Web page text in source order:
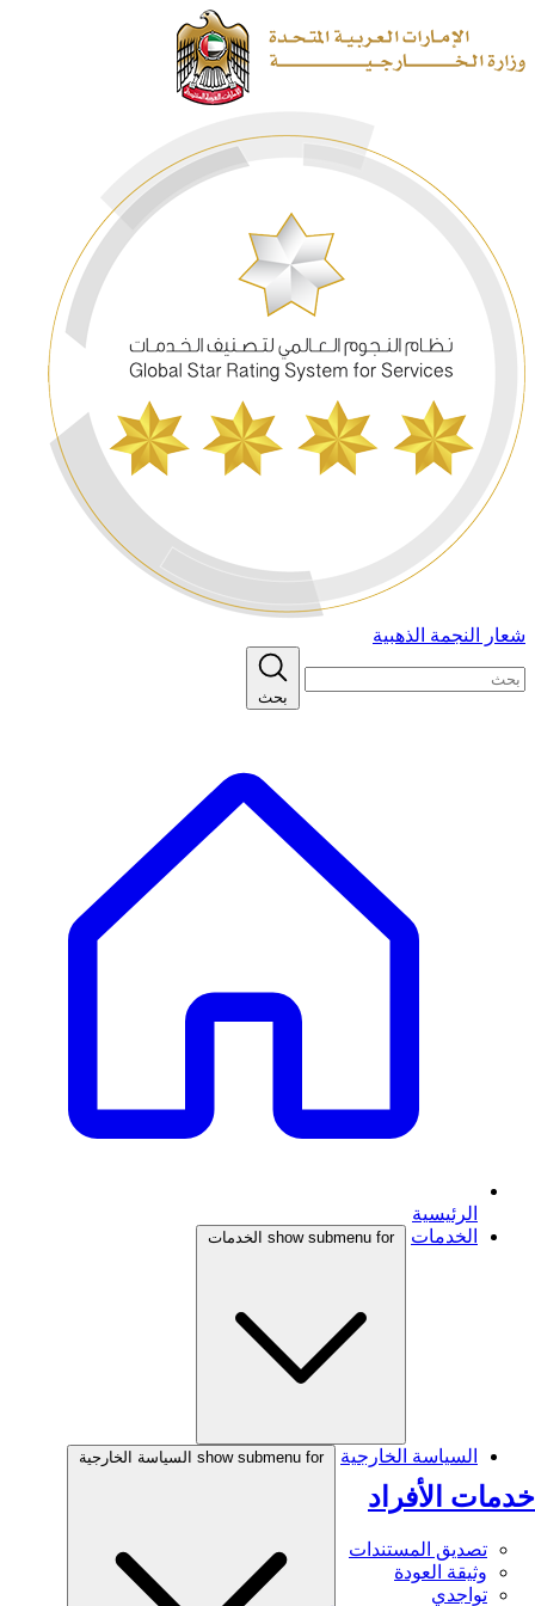
شعار النجمة الذهبية
بحث
الرئيسية
الخدمات
show submenu for الخدمات
خدمات الأفراد
تصديق المستندات
وثيقة العودة
تواجدي
السياسة الخارجية show submenu for السياسة الخارجية